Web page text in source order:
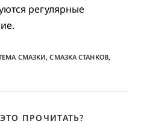
регулярные
СМАЗКИ, СМАЗКА СТАНКОВ,
ПРОЧИТАТЬ?